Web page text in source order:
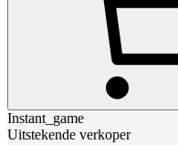
Instant_game
Uitstekende verkoper